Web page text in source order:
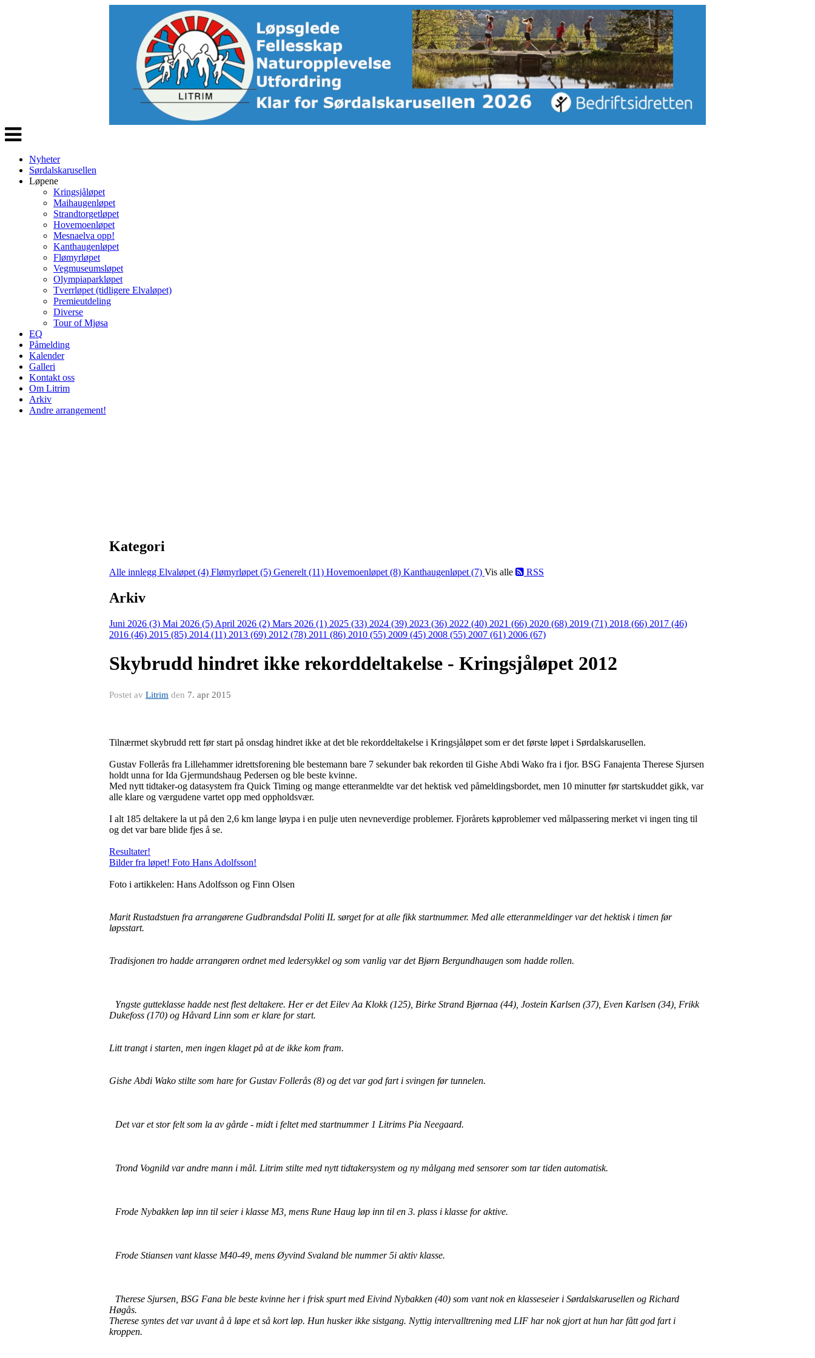
Veksle
navigasjon
Nyheter
Sørdalskarusellen
Løpene
Kringsjåløpet
Maihaugenløpet
Strandtorgetløpet
Hovemoenløpet
Mesnaelva opp!
Kanthaugenløpet
Flømyrløpet
Vegmuseumsløpet
Olympiaparkløpet
Tverrløpet (tidligere Elvaløpet)
Premieutdeling
Diverse
Tour of Mjøsa
EQ
Påmelding
Kalender
Galleri
Kontakt oss
Om Litrim
Arkiv
Andre arrangement!
Kategori
Alle innlegg Elvaløpet (4) Flømyrløpet (5) Generelt (11) Hovemoenløpet (8) Kanthaugenløpet (7) Vis alle RSS
Arkiv
Juni 2026 (3) Mai 2026 (5) April 2026 (2) Mars 2026 (1) 2025 (33) 2024 (39) 2023 (36) 2022 (40) 2021 (66) 2020 (68) 2019 (71) 2018 (66) 2017 (46)
2016 (46) 2015 (85) 2014 (11) 2013 (69) 2012 (78) 2011 (86) 2010 (55) 2009 (45) 2008 (55) 2007 (61) 2006 (67)
Skybrudd hindret ikke rekorddeltakelse - Kringsjåløpet 2012
Postet av Litrim den 7. apr 2015
Tilnærmet skybrudd rett før start på onsdag hindret ikke at det ble rekorddeltakelse i Kringsjåløpet som er det første løpet i Sørdalskarusellen.
Gustav Follerås fra Lillehammer idrettsforening ble bestemann bare 7 sekunder bak rekorden til Gishe Abdi Wako fra i fjor. BSG Fanajenta Therese Sjursen
holdt unna for Ida Gjermundshaug Pedersen og ble beste kvinne.
Med nytt tidtaker-og datasystem fra Quick Timing og mange etteranmeldte var det hektisk ved påmeldingsbordet, men 10 minutter før startskuddet gikk, var
alle klare og værgudene vartet opp med oppholdsvær.
I alt 185 deltakere la ut på den 2,6 km lange løypa i en pulje uten nevneverdige problemer. Fjorårets køproblemer ved målpassering merket vi ingen ting til
og det var bare blide fjes å se.
Resultater!
Bilder fra løpet! Foto Hans Adolfsson!
Foto i artikkelen: Hans Adolfsson og Finn Olsen
Marit Rustadstuen fra arrangørene Gudbrandsdal Politi IL sørget for at alle fikk startnummer. Med alle etteranmeldinger var det hektisk i timen før
løpsstart.
Tradisjonen tro hadde arrangøren ordnet med ledersykkel og som vanlig var det Bjørn Bergundhaugen som hadde rollen.
Yngste gutteklasse hadde nest flest deltakere. Her er det Eilev Aa Klokk (125), Birke Strand Bjørnaa (44), Jostein Karlsen (37), Even Karlsen (34), Frikk
Dukefoss (170) og Håvard Linn som er klare for start.
Litt trangt i starten, men ingen klaget på at de ikke kom fram.
Gishe Abdi Wako stilte som hare for Gustav Follerås (8) og det var god fart i svingen før tunnelen.
Det var et stor felt som la av gårde - midt i feltet med startnummer 1 Litrims Pia Neegaard.
Trond Vognild var andre mann i mål. Litrim stilte med nytt tidtakersystem og ny målgang med sensorer som tar tiden automatisk.
Frode Nybakken løp inn til seier i klasse M3, mens Rune Haug løp inn til en 3. plass i klasse for aktive.
Frode Stiansen vant klasse M40-49, mens Øyvind Svaland ble nummer 5i aktiv klasse.
Therese Sjursen, BSG Fana ble beste kvinne her i frisk spurt med Eivind Nybakken (40) som vant nok en klasseseier i Sørdalskarusellen og Richard
Høgås.
Therese syntes det var uvant å å løpe et så kort løp. Hun husker ikke sistgang. Nyttig intervalltrening med LIF har nok gjort at hun har fått god fart i
kroppen.